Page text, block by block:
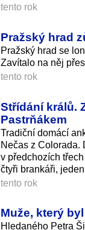
tento rok
Pražský hrad
Pražský hrad se
Zavítalo na něj
tento rok
Střídání králů.
Pastrňákem
Tradiční domácí
Nečas z Colorada.
v předchozích
čtyři brankáři,
tento rok
Muže, který
Hledaného Petra